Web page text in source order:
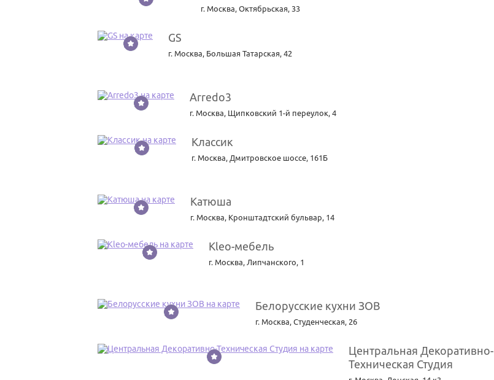
г. Москва, Октябрьская, 33
6 GS
г. Москва, Большая Татарская, 42
7 Arredo3
г. Москва, Щипковский 1-й переулок, 4
8 Классик
г. Москва, Дмитровское шоссе, 161Б
9 Катюша
г. Москва, Кронштадтский бульвар, 14
10 Kleo-мебель
г. Москва, Липчанского, 1
11 Белорусские кухни ЗОВ
г. Москва, Студенческая, 26
12
Центральная Декоративно-
Техническая Студия